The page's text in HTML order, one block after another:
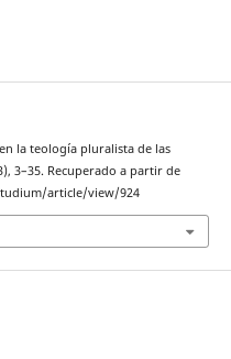
la teología pluralista de las
3–35. Recuperado a partir de
article/view/924